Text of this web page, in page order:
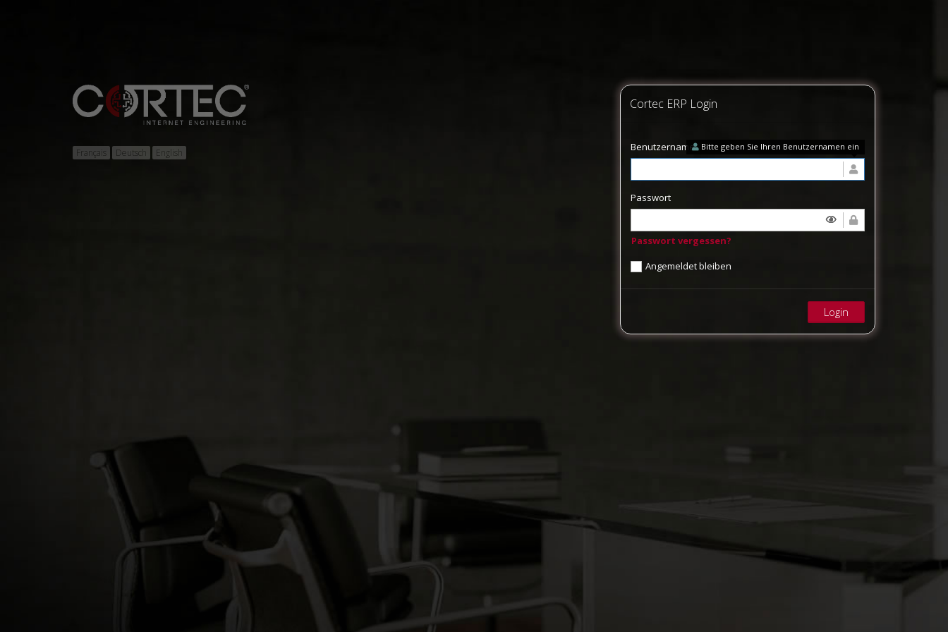
Français Deutsch English
Cortec ERP Login
Benutzername Bitte geben Sie Ihren Benutzernamen ein
Passwort
Passwort vergessen?
Angemeldet bleiben
Login